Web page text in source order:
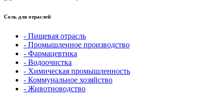
Соль для отраслей
- Пищевая отрасль
- Промышленное производство
- Фармацевтика
- Водоочистка
- Химическая промышленность
- Коммунальное хозяйство
- Животноводство